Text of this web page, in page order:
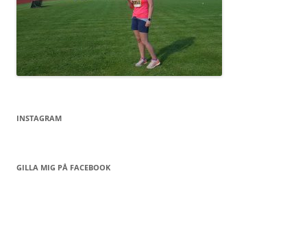
INSTAGRAM
GILLA MIG PÅ FACEBOOK